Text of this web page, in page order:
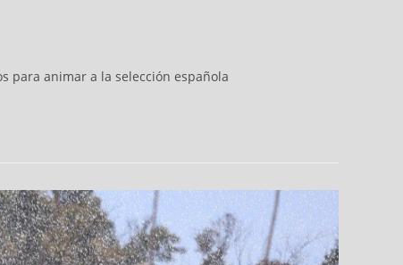
para animar a la selección española